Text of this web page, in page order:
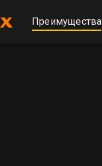
Преимущества